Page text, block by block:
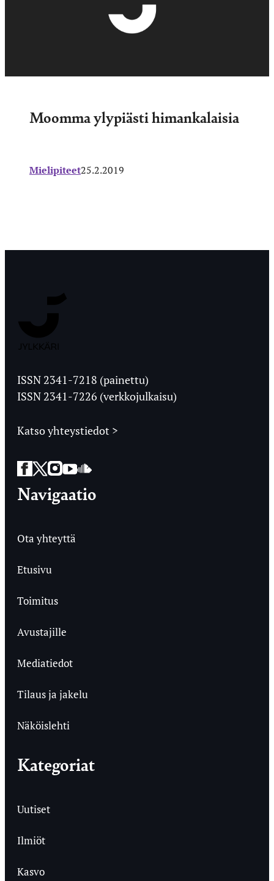
Moomma ylypiästi himankalaisia
Mielipiteet25.2.2019
Ylioppilaslehti
ISSN 2341-7218 (painettu)
ISSN 2341-7226 (verkkojulkaisu)
Katso yhteystiedot >
Facebook
Twitter
Instagram
YouTube
SoundCloud
Navigaatio
Ota yhteyttä
Etusivu
Toimitus
Avustajille
Mediatiedot
Tilaus ja jakelu
Näköislehti
Kategoriat
Uutiset
Ilmiöt
Kasvo